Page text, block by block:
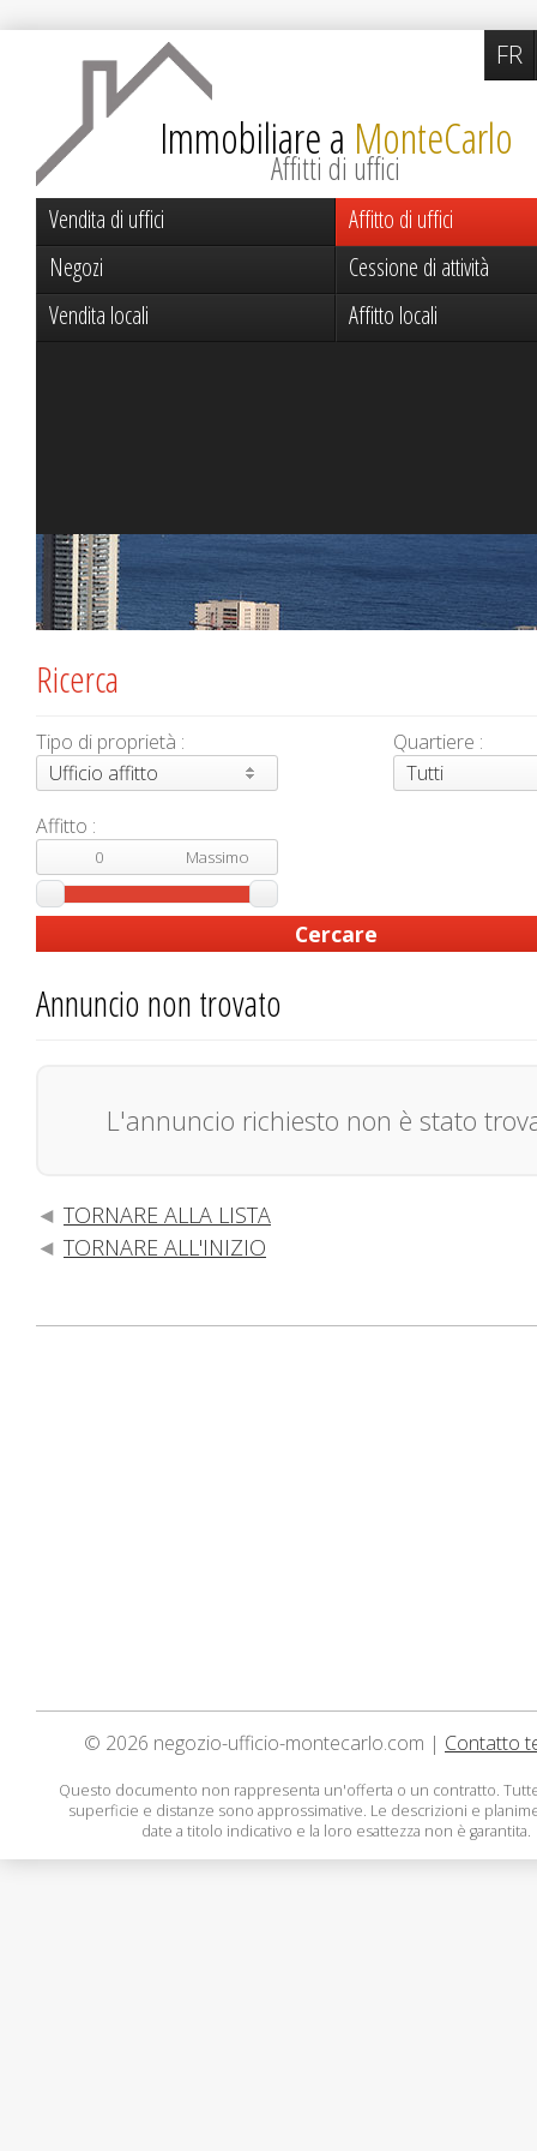
Immobiliare a MonteCarlo
Affitti di uffici
Annuncio non trovato
L'annuncio richiesto non è stato
TORNARE ALLA LISTA
TORNARE ALL'INIZIO
Ricerca
Tipo di proprietà :
Ufficio affitto
Quartiere :
Tutti
Affitto :
FR
Vendita di uffici
Affitto di uffici
Negozi
Cessione di attività
Vendita locali
Affitto locali
© 2026 negozio-ufficio-montecarlo.com | Contatto
Questo documento non rappresenta un'offerta o un contratto.
superficie e distanze sono approssimative. Le descrizioni e
date a titolo indicativo e la loro esattezza non è garantita.